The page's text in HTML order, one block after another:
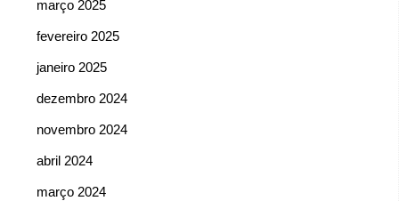
março 2025
fevereiro 2025
janeiro 2025
dezembro 2024
novembro 2024
abril 2024
março 2024